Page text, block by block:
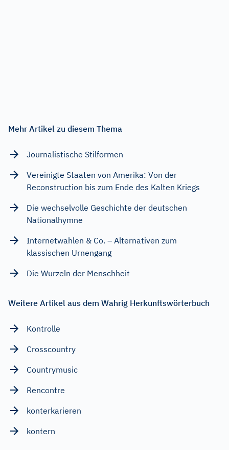
Mehr Artikel zu diesem Thema
Journalistische Stilformen
Vereinigte Staaten von Amerika: Von der
Reconstruction bis zum Ende des Kalten Kriegs
Die wechselvolle Geschichte der deutschen
Nationalhymne
Internetwahlen & Co. – Alternativen zum
klassischen Urnengang
Die Wurzeln der Menschheit
Weitere Artikel aus dem Wahrig Herkunftswörterbuch
Kontrolle
Crosscountry
Countrymusic
Rencontre
konterkarieren
kontern